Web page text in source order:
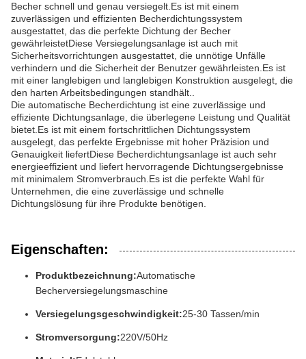
Becher schnell und genau versiegelt.Es ist mit einem
zuverlässigen und effizienten Becherdichtungssystem
ausgestattet, das die perfekte Dichtung der Becher
gewährleistetDiese Versiegelungsanlage ist auch mit
Sicherheitsvorrichtungen ausgestattet, die unnötige Unfälle
verhindern und die Sicherheit der Benutzer gewährleisten.Es ist
mit einer langlebigen und langlebigen Konstruktion ausgelegt, die
den harten Arbeitsbedingungen standhält..
Die automatische Becherdichtung ist eine zuverlässige und
effiziente Dichtungsanlage, die überlegene Leistung und Qualität
bietet.Es ist mit einem fortschrittlichen Dichtungssystem
ausgelegt, das perfekte Ergebnisse mit hoher Präzision und
Genauigkeit liefertDiese Becherdichtungsanlage ist auch sehr
energieeffizient und liefert hervorragende Dichtungsergebnisse
mit minimalem Stromverbrauch.Es ist die perfekte Wahl für
Unternehmen, die eine zuverlässige und schnelle
Dichtungslösung für ihre Produkte benötigen.
Eigenschaften:
Produktbezeichnung:Automatische
Becherversiegelungsmaschine
Versiegelungsgeschwindigkeit:25-30 Tassen/min
Stromversorgung:220V/50Hz